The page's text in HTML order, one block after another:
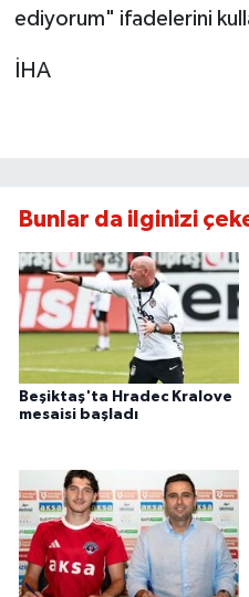
ediyorum" ifadelerini
İHA
Bunlar da ilginizi
Beşiktaş'ta Hradec Kralove
mesaisi başladı